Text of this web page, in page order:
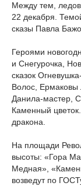
Между тем,
22 декабря.
сказы Павла
Героями
и Снегурочка,
сказок
Волос, Ермаковы
Данила-мастер,
Каменный
дракона.
На площади
высоты: «Гора
Медная»,
возведут по